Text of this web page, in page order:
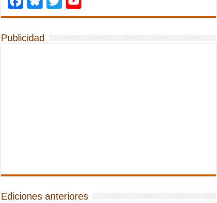
Publicidad
Ediciones anteriores